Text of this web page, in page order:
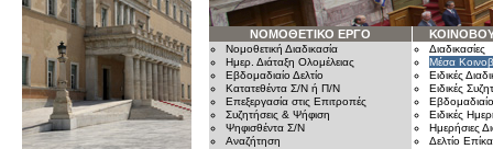
ΝΟΜΟΘΕΤΙΚΟ ΕΡΓΟ
Νομοθετική Διαδικασία
Ημερ. Διάταξη Ολομέλειας
Εβδομαδιαίο Δελτίο
Κατατεθέντα Σ/Ν ή Π/Ν
Επεξεργασία στις Επιτροπές
Συζητήσεις & Ψήφιση
Ψηφισθέντα Σ/Ν
Αναζήτηση
Διαδικασίες
Μέσα
Ειδικές
Ειδικές
Εβδομαδιαίο
Ειδικές
Ημερήσιες
Δελτίο